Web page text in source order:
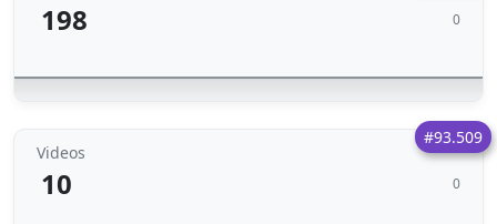
198 0
#93.509
Videos
10 0